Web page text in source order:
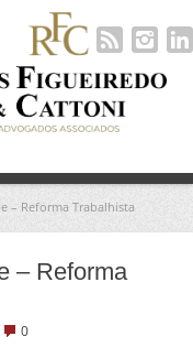
– Reforma Trabalhista
– Reforma
0